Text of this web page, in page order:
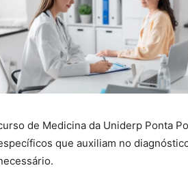
de Medicina da Uniderp Ponta
que auxiliam no